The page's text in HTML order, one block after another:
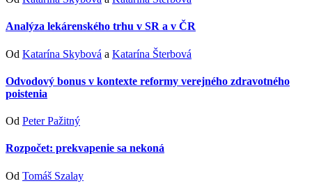
Analýza lekárenského trhu v SR a v ČR
Od Katarína Skybová a Katarína Šterbová
Odvodový bonus v kontexte reformy verejného zdravotného
poistenia
Od Peter Pažitný
Rozpočet: prekvapenie sa nekoná
Od Tomáš Szalay